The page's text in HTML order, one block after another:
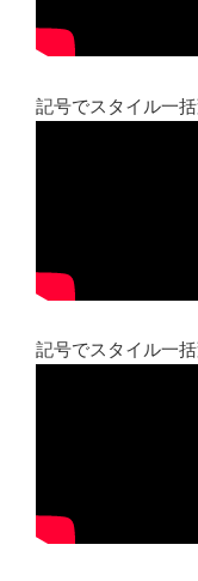
記号でスタイル一
記号でスタイル一